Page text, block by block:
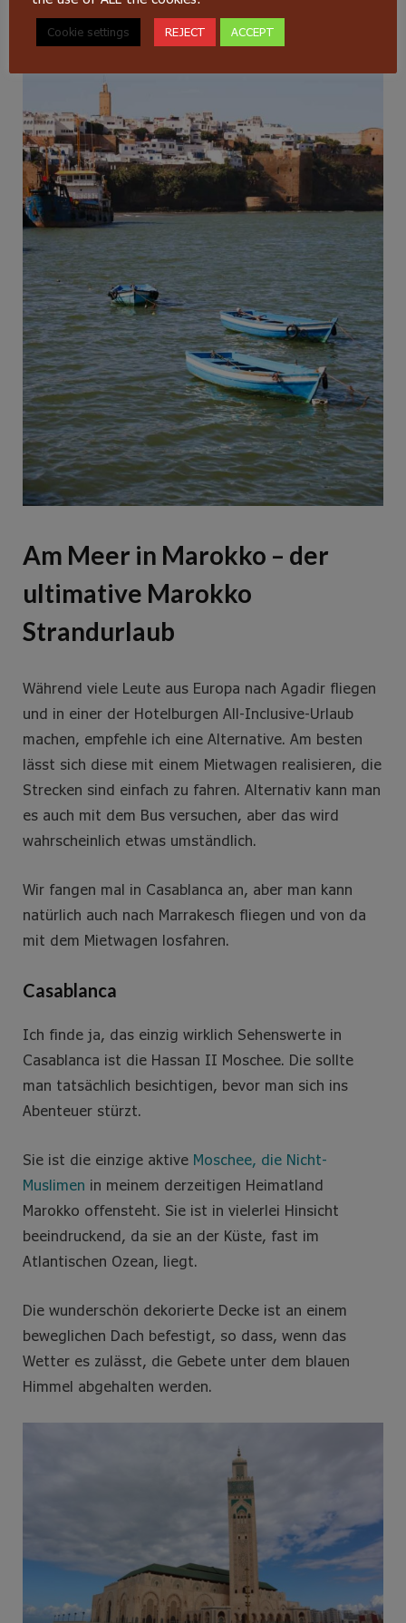
Am Meer in Marokko – der
ultimative Marokko
Strandurlaub
Während viele Leute aus Europa nach Agadir fliegen
und in einer der Hotelburgen All-Inclusive-Urlaub
machen, empfehle ich eine Alternative. Am besten
lässt sich diese mit einem Mietwagen realisieren, die
Strecken sind einfach zu fahren. Alternativ kann man
es auch mit dem Bus versuchen, aber das wird
wahrscheinlich etwas umständlich.
Wir fangen mal in Casablanca an, aber man kann
natürlich auch nach Marrakesch fliegen und von da
mit dem Mietwagen losfahren.
Casablanca
Ich finde ja, das einzig wirklich Sehenswerte in
Casablanca ist die Hassan II Moschee. Die sollte
man tatsächlich besichtigen, bevor man sich ins
Abenteuer stürzt.
Sie ist die einzige aktive Moschee, die Nicht-
Muslimen in meinem derzeitigen Heimatland
Marokko offensteht. Sie ist in vielerlei Hinsicht
beeindruckend, da sie an der Küste, fast im
Atlantischen Ozean, liegt.
Die wunderschön dekorierte Decke ist an einem
beweglichen Dach befestigt, so dass, wenn das
Wetter es zulässt, die Gebete unter dem blauen
Himmel abgehalten werden.
Cookie settings REJECT ACCEPT